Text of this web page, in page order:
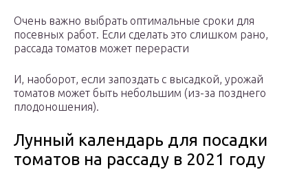
Очень важно выбрать оптимальные сроки для
посевных работ. Если сделать это слишком рано,
рассада томатов может перерасти
И, наоборот, если запоздать с высадкой, урожай
томатов может быть небольшим (из-за позднего
плодоношения).
Лунный календарь для посадки
томатов на рассаду в 2021 году